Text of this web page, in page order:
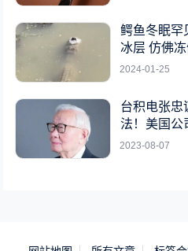
鳄鱼冬眠罕
冰层 仿佛
2024-01-25
台积电张忠
法！美国公
2023-08-07